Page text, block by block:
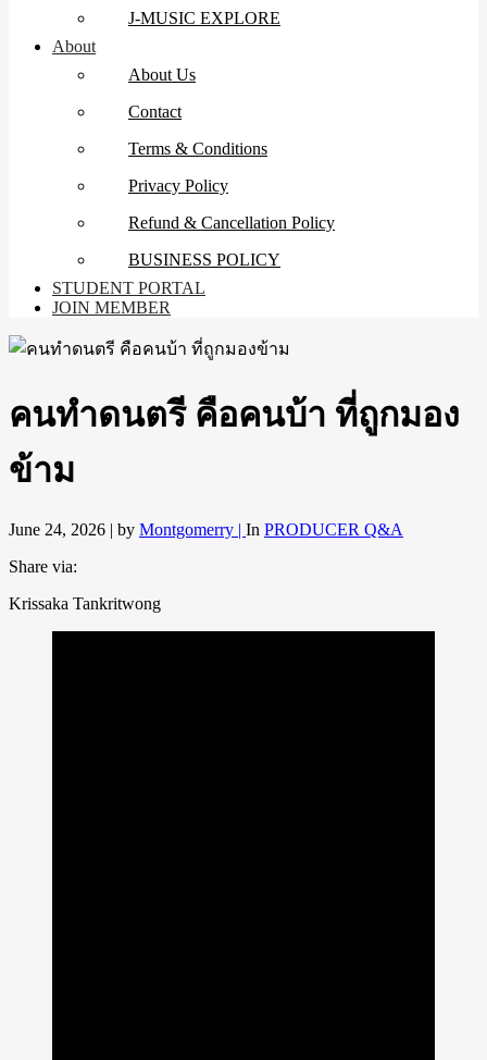
J-MUSIC EXPLORE
About
About Us
Contact
Terms & Conditions
Privacy Policy
Refund & Cancellation Policy
BUSINESS POLICY
STUDENT PORTAL
JOIN MEMBER
คนทำดนตรี คือคนบ้า ที่ถูกมอง
ข้าม
June 24, 2026 | by Montgomerry | In PRODUCER Q&A
Share via:
Krissaka Tankritwong